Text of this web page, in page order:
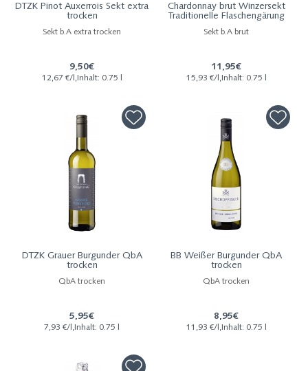
DTZK Pinot Auxerrois Sekt extra
trocken
Sekt b.A extra trocken
9,50€
12,67 €/l,Inhalt: 0.75 l
Chardonnay brut Winzersekt
Traditionelle Flaschengärung
Sekt b.A brut
11,95€
15,93 €/l,Inhalt: 0.75 l
DTZK Grauer Burgunder QbA
trocken
QbA trocken
5,95€
7,93 €/l,Inhalt: 0.75 l
BB Weißer Burgunder QbA
trocken
QbA trocken
8,95€
11,93 €/l,Inhalt: 0.75 l